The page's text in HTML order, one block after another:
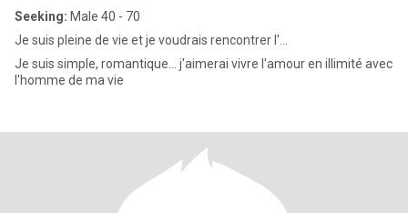
Seeking: Male 40 - 70
Je suis pleine de vie et je voudrais rencontrer l'...
Je suis simple, romantique... j'aimerai vivre l'amour en illimité avec
l'homme de ma vie